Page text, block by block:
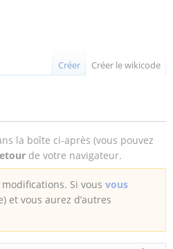
Créer Créer le wikicode
la boîte ci-après (vous pouvez
de votre navigateur.
Si vous vous
et vous aurez d’autres